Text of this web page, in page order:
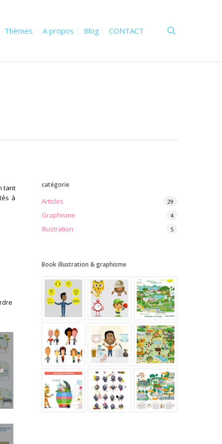
Thèmes A propos Blog CONTACT
tant
à
catégorie
Articles 29
Graphisme 4
Illustration 5
Book illustration & graphisme